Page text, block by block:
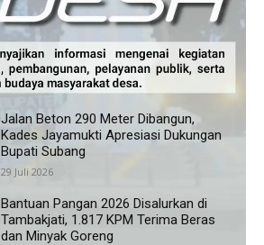
Jalan Beton 290 Meter Dibangun,
Kades Jayamukti Apresiasi Dukungan
Bupati Subang
29 Juli 2026
Bantuan Pangan 2026 Disalurkan di
Tambakjati, 1.817 KPM Terima Beras
dan Minyak Goreng